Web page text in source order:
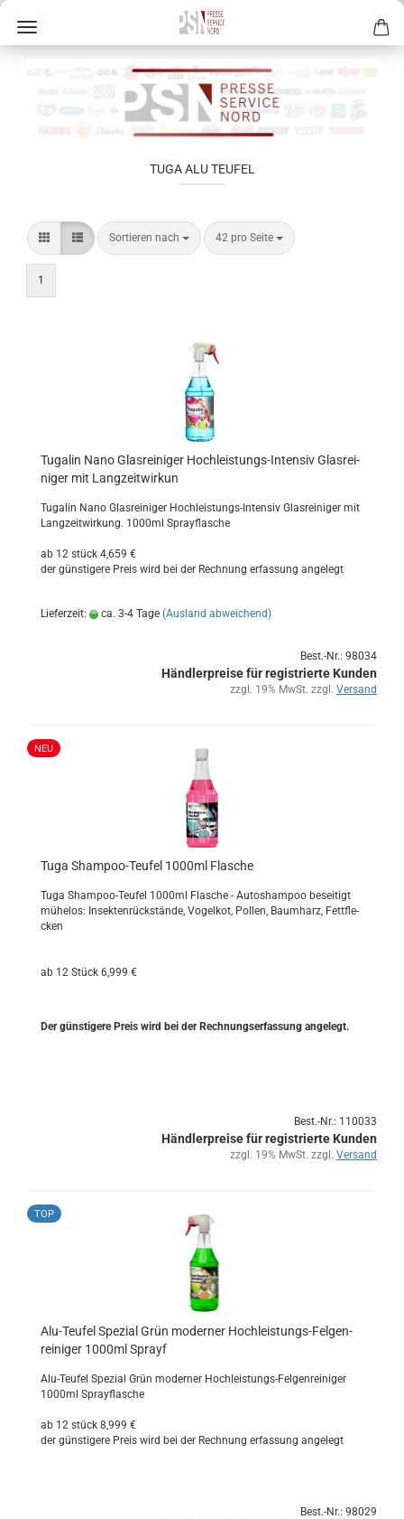
TUGA ALU TEUFEL
Sortieren nach 42 pro Seite
1
Tu­ga­lin Nano Glas­rei­ni­ger Hochleistungs-​​In­ten­siv Glas­rei­
ni­ger mit Lang­zeit­wir­kun
Tu­ga­lin Nano Glas­rei­ni­ger Hochleistungs-​Intensiv Glas­rei­ni­ger mit
Lang­zeit­wir­kung. 1000ml Spray­fla­sche
ab 12 stück 4,659 €
der güns­ti­ge­re Preis wird bei der Rech­nung er­fas­sung an­ge­legt
Lieferzeit: ca. 3-4 Tage (Ausland abweichend)
Best.-Nr.: 98034
Händlerpreise für registrierte Kunden
zzgl. 19% MwSt. zzgl. Versand
NEU
Tuga Shampoo-​​Teu­fel 1000ml Fla­sche
Tuga Shampoo-​Teufel 1000ml Fla­sche - Au­to­sham­poo be­sei­tigt
mü­he­los: In­sek­ten­rück­stän­de, Vo­gel­kot, Pol­len, Baum­harz, Fett­fle­
cken
ab 12 Stück 6,999 €
Der güns­ti­ge­re Preis wird bei der Rech­nungs­er­fas­sung an­ge­legt.
Best.-Nr.: 110033
Händlerpreise für registrierte Kunden
zzgl. 19% MwSt. zzgl. Versand
TOP
Alu-​Teu­fel Spe­zi­al Grün mo­der­ner Hochleistungs-​​Fel­gen­
rei­ni­ger 1000ml Sprayf
Alu-​Teufel Spe­zi­al Grün mo­der­ner Hochleistungs-​Felgenreiniger
1000ml Spray­fla­sche
ab 12 stück 8,999 €
der güns­ti­ge­re Preis wird bei der Rech­nung er­fas­sung an­ge­legt
Best.-Nr.: 98029